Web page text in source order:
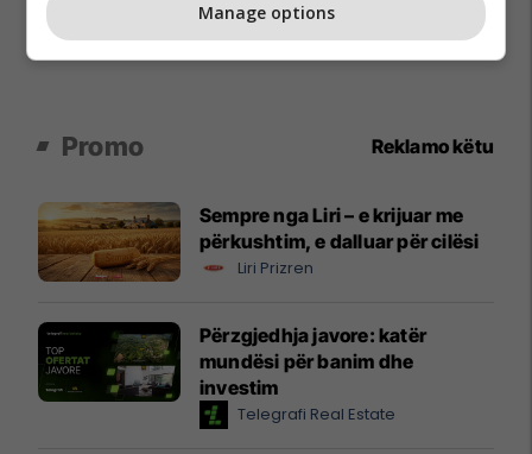
Promo Reklamo këtu
Sempre nga Liri – e krijuar me
përkushtim, e dalluar për cilësi
Liri Prizren
Përzgjedhja javore: katër
mundësi për banim dhe
investim
Telegrafi Real Estate
Manage options